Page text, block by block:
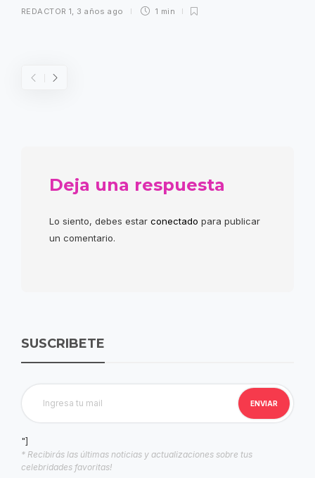
REDACTOR 1 3 años ago 1 min
Deja una respuesta
Lo siento, debes estar conectado para publicar
un comentario.
SUSCRIBETE
"]
* Recibirás las últimas noticias y actualizaciones sobre tus
celebridades favoritas!